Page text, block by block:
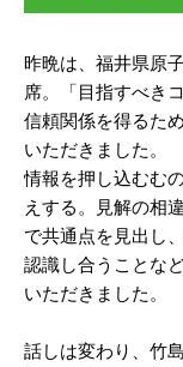
昨晩は、福井県原
席。「目指すべき
信頼関係を得るた
いただきました。
情報を押し込むむ
えする。見解の相
で共通点を見出し
認識し合うことな
いただきました。
話しは変わり、竹